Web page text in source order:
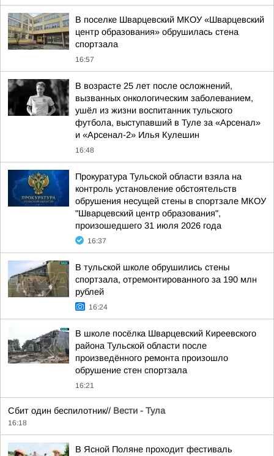
В поселке Шварцевский МКОУ «Шварцевский
центр образования» обрушилась стена
спортзала
16:57
В возрасте 25 лет после осложнений,
вызванных онкологическим заболеванием,
ушёл из жизни воспитанник тульского
футбола, выступавший в Туле за «Арсенал»
и «Арсенал-2» Илья Кулешин
16:48
Прокуратура Тульской области взяла на
контроль установление обстоятельств
обрушения несущей стены в спортзале МКОУ
"Шварцевский центр образования",
произошедшего 31 июля 2026 года
16:37
В тульской школе обрушились стены
спортзала, отремонтированного за 190 млн
рублей
16:24
В школе посёлка Шварцевский Киреевского
района Тульской области после
произведённого ремонта произошло
обрушение стен спортзала
16:21
Сбит один беспилотник// Вести - Тула
16:18
В Ясной Поляне проходит фестиваль